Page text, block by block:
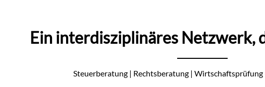
Ein interdisziplinäres Netzwerk,
Steuerberatung | Rechtsberatung | Wirtschaftsprüfung